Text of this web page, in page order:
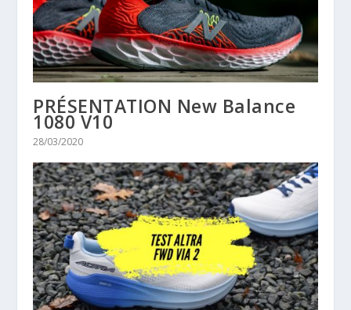
PRÉSENTATION New Balance
1080 V10
28/03/2020